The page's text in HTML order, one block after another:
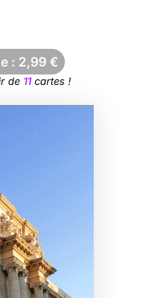
: 2,99 €
de 11cartes !